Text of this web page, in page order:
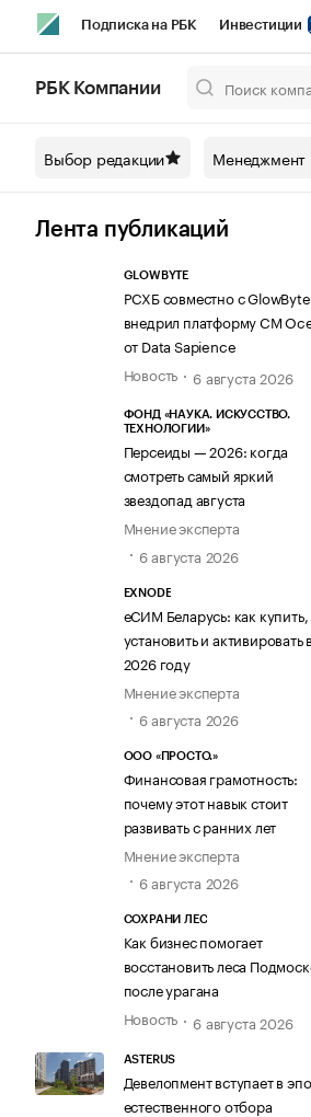
Подписка на РБК Инвестиции
Спецпроекты СПб
Технологии и медиа
РБК Компании
Выбор редакции Менеджмент
Лента публикаций
GLOWBYTE
РСХБ совместно с GlowByte
внедрил платформу CM
от Data Sapience
Новость
6 августа 2026
ФОНД «НАУКА. ИСКУССТВО.
ТЕХНОЛОГИИ»
Персеиды — 2026: когда
смотреть самый яркий
звездопад августа
Мнение эксперта
6 августа 2026
EXNODE
еСИМ Беларусь: как купить,
установить и активировать
2026 году
Мнение эксперта
6 августа 2026
ООО «ПРОСТО.»
Финансовая грамотность:
почему этот навык стоит
развивать с ранних лет
Мнение эксперта
6 августа 2026
СОХРАНИ ЛЕС
Как бизнес помогает
восстановить леса
после урагана
Новость
6 августа 2026
ASTERUS
Девелопмент вступает в
естественного отбора